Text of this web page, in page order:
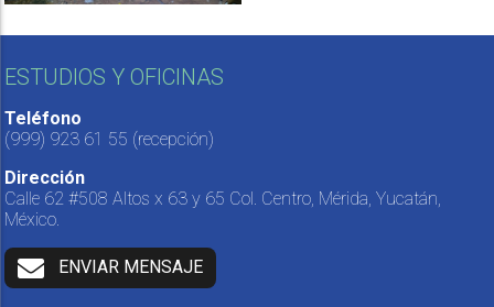
ESTUDIOS Y OFICINAS
Teléfono
(999) 923 61 55 (recepción)
Dirección
Calle 62 #508 Altos x 63 y 65 Col. Centro, Mérida, Yucatán,
México.
ENVIAR MENSAJE